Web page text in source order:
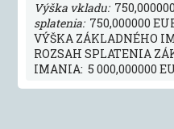
Výška vkladu:
splatenia:750,000000
VÝŠKA ZÁKLADNÉHO
ROZSAH SPLATENIA
IMANIA: 5 000,000000